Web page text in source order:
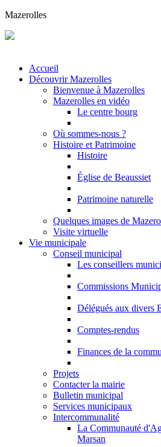
Mazerolles
Accueil
Découvrir Mazerolles
Bienvenue à Mazerolles
Mazerolles en vidéo
Le centre bourg
Où sommes-nous ?
Histoire et Patrimoine
Histoire
Église de Beaussiet
Patrimoine naturelle
Quelques images de
Visite virtuelle
Vie municipale
Conseil municipal
Les conseillers
Commissions
Délégués aux divers
Comptes-rendus
Finances de la
Projets
Contacter la mairie
Bulletin municipal
Services municipaux
Intercommunalité
La Communauté
Marsan